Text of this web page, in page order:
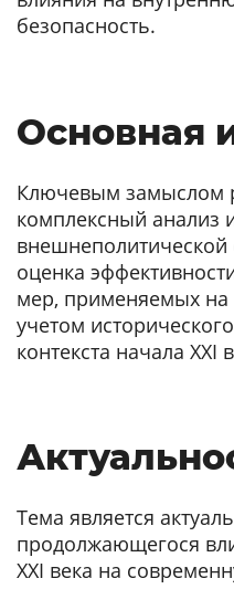
безопасность.
Основная
Ключевым замыслом
комплексный анализ
внешнеполитической
оценка
мер, применяемых на
учетом
контекста начала XXI
Тема является
продолжающегося
XXI века на